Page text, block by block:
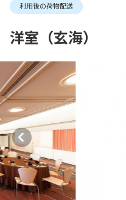
利用後の荷物配送
洋室（玄海）